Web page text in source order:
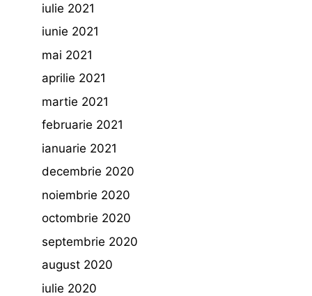
iulie 2021
iunie 2021
mai 2021
aprilie 2021
martie 2021
februarie 2021
ianuarie 2021
decembrie 2020
noiembrie 2020
octombrie 2020
septembrie 2020
august 2020
iulie 2020